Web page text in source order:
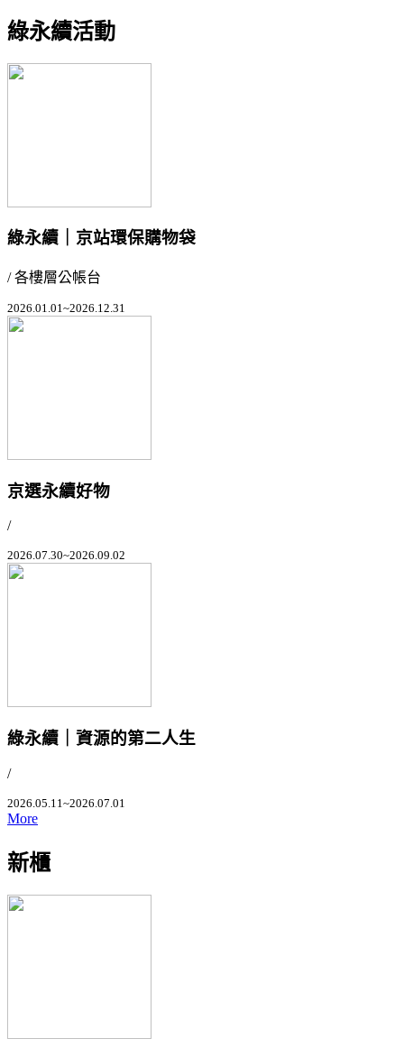
綠永續活動
綠永續｜京站環保購物袋
/ 各樓層公帳台
2026.01.01~2026.12.31
京選永續好物
/
2026.07.30~2026.09.02
綠永續｜資源的第二人生
/
2026.05.11~2026.07.01
More
新櫃